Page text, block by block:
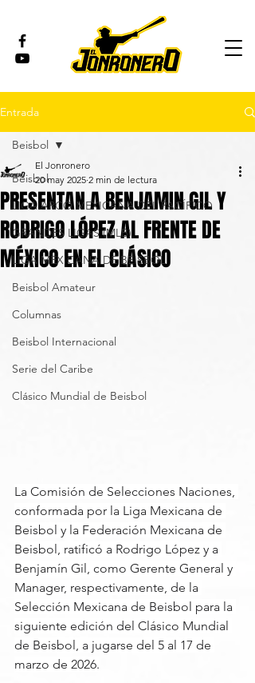
Entrada
Beisbol
LIGA ARCO MEXICANA DEL PACÍFICO
GRANDES LIGAS (MLB)
LIGA MEXICANA DE BEISBOL
Beisbol Amateur
Columnas
Beisbol Internacional
Serie del Caribe
Clásico Mundial de Beisbol
Beisbol
PRESENTAN A BENJAMIN GIL Y
RODRIGO LÓPEZ AL FRENTE DE
MÉXICO EN EL CLÁSICO
El Jonronero
20 may 2025 2 min de lectura
La Comisión de Selecciones Naciones,
conformada por la Liga Mexicana de
Beisbol y la Federación Mexicana de
Beisbol, ratificó a Rodrigo López y a
Benjamín Gil, como Gerente General y
Manager, respectivamente, de la
Selección Mexicana de Beisbol para la
siguiente edición del Clásico Mundial
de Beisbol, a jugarse del 5 al 17 de
marzo de 2026.